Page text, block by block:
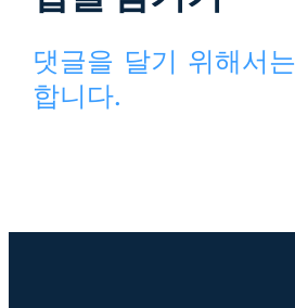
댓글을 달기 위해서는
합니다.